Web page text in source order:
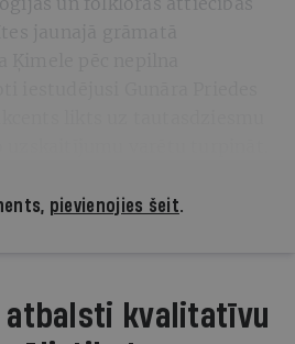
pievienojies šeit.
atbalsti kvalitatīvu